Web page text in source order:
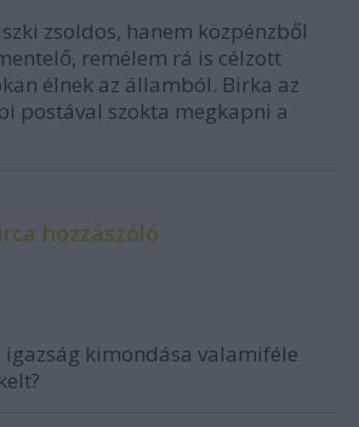
zsoldos, hanem közpénzből
remélem rá is célzott
élnek az államból. Birka az
postával szokta megkapni a
hozzászóló
igazság kimondása valamiféle